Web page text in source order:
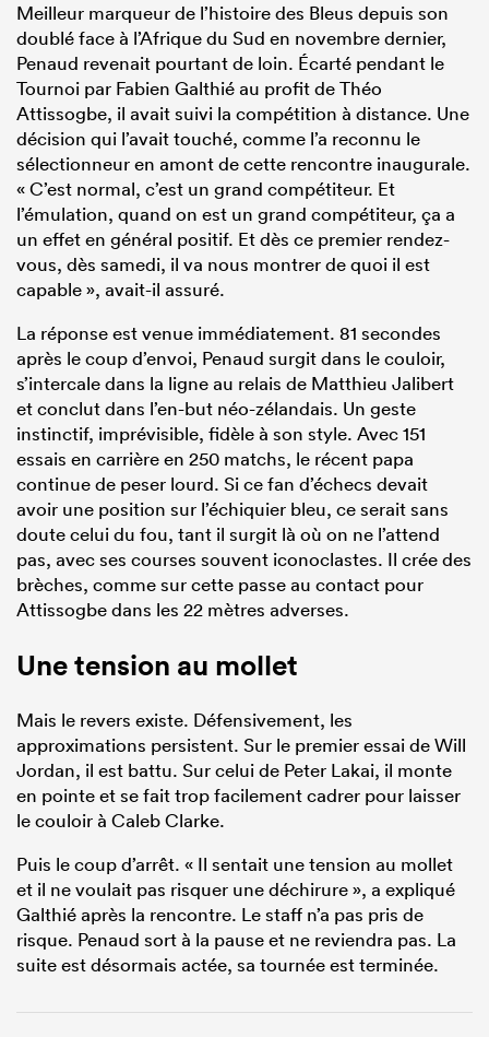
Meilleur marqueur de l’histoire des Bleus depuis son
doublé face à l’Afrique du Sud en novembre dernier,
Penaud revenait pourtant de loin. Écarté pendant le
Tournoi par Fabien Galthié au profit de Théo
Attissogbe, il avait suivi la compétition à distance. Une
décision qui l’avait touché, comme l’a reconnu le
sélectionneur en amont de cette rencontre inaugurale.
« C’est normal, c’est un grand compétiteur. Et
l’émulation, quand on est un grand compétiteur, ça a
un effet en général positif. Et dès ce premier rendez-
vous, dès samedi, il va nous montrer de quoi il est
capable », avait-il assuré.
La réponse est venue immédiatement. 81 secondes
après le coup d’envoi, Penaud surgit dans le couloir,
s’intercale dans la ligne au relais de Matthieu Jalibert
et conclut dans l’en-but néo-zélandais. Un geste
instinctif, imprévisible, fidèle à son style. Avec 151
essais en carrière en 250 matchs, le récent papa
continue de peser lourd. Si ce fan d’échecs devait
avoir une position sur l’échiquier bleu, ce serait sans
doute celui du fou, tant il surgit là où on ne l’attend
pas, avec ses courses souvent iconoclastes. Il crée des
brèches, comme sur cette passe au contact pour
Attissogbe dans les 22 mètres adverses.
Une tension au mollet
Mais le revers existe. Défensivement, les
approximations persistent. Sur le premier essai de Will
Jordan, il est battu. Sur celui de Peter Lakai, il monte
en pointe et se fait trop facilement cadrer pour laisser
le couloir à Caleb Clarke.
Puis le coup d’arrêt. « Il sentait une tension au mollet
et il ne voulait pas risquer une déchirure », a expliqué
Galthié après la rencontre. Le staff n’a pas pris de
risque. Penaud sort à la pause et ne reviendra pas. La
suite est désormais actée, sa tournée est terminée.